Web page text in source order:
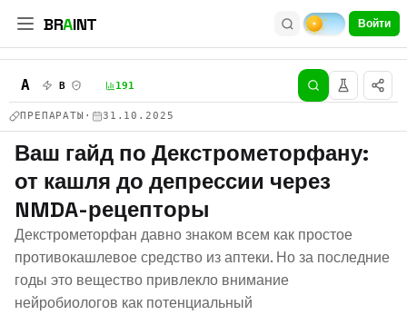
BRAINT Войти
A B 191
ПРЕПАРАТЫ · 31.10.2025
Ваш гайд по Декстрометорфану:
от кашля до депрессии через
NMDA-рецепторы
Декстрометорфан давно знаком всем как простое
противокашлевое средство из аптеки. Но за последние
годы это вещество привлекло внимание
нейробиологов как потенциальный